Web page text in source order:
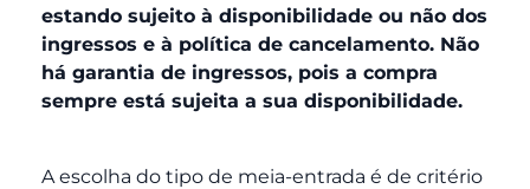
estando sujeito à disponibilidade ou não dos
ingressos e à política de cancelamento. Não
há garantia de ingressos, pois a compra
sempre está sujeita a sua disponibilidade.
A escolha do tipo de meia-entrada é de critério